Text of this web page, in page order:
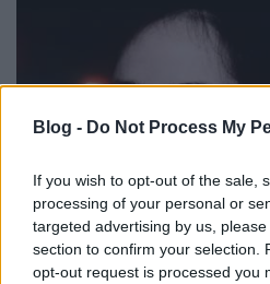
Blog - Do Not Process My
If you wish to opt-out of the sale,
processing of your personal or
targeted advertising by us,
section to confirm your selection.
opt-out request is processed you